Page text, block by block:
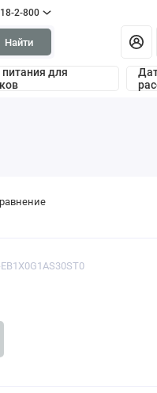
2-800
Найти
для